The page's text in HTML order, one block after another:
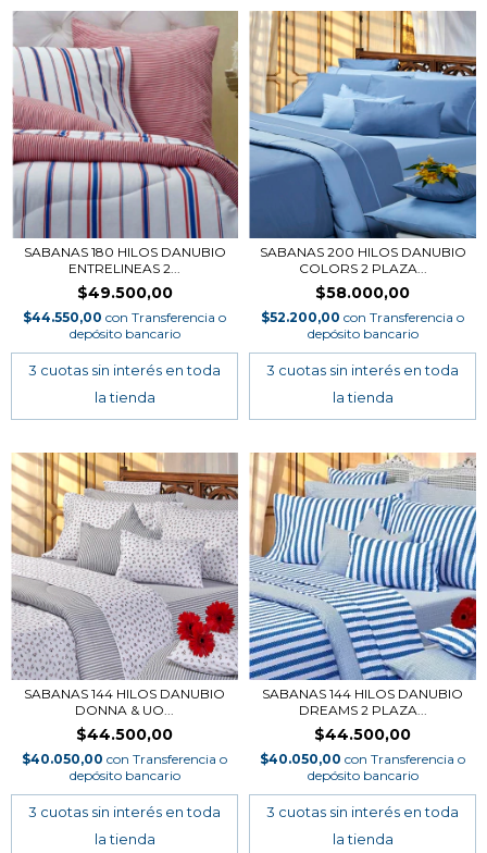
SABANAS 180 HILOS DANUBIO
ENTRELINEAS 2...
$49.500,00
$44.550,00 con Transferencia o
depósito bancario
SABANAS 200 HILOS DANUBIO
COLORS 2 PLAZA...
$58.000,00
$52.200,00 con Transferencia o
depósito bancario
SABANAS 144 HILOS DANUBIO
DONNA & UO...
$44.500,00
$40.050,00 con Transferencia o
depósito bancario
SABANAS 144 HILOS DANUBIO
DREAMS 2 PLAZA...
$44.500,00
$40.050,00 con Transferencia o
depósito bancario